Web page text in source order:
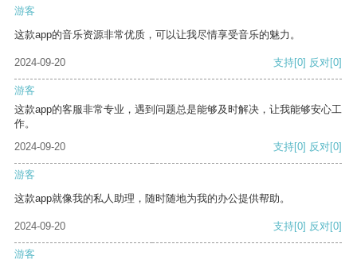
游客
这款app的音乐资源非常优质，可以让我尽情享受音乐的魅力。
2024-09-20 支持[0] 反对[0]
游客
这款app的客服非常专业，遇到问题总是能够及时解决，让我能够安心工
作。
2024-09-20
支持[0] 反对[0]
游客
这款app就像我的私人助理，随时随地为我的办公提供帮助。
2024-09-20 支持[0] 反对[0]
游客